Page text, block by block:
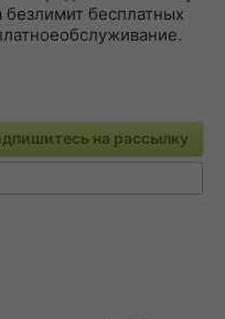
безлимит бесплатных
на рассылку